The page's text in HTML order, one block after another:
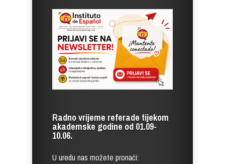
Radno vrijeme referade tijekom
akademske godine od 01.09-
10.06.
U uredu nas možete pronaći: